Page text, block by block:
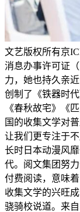
文艺版权所有京
消息办事许可证
力，她也持久亲
创制了《铁器时
《春秋故宅》《
国的收集文学对
让我们更专注于
长时日本动漫风
代。阅文集团努
付费阅读，意味
收集文学的兴旺
骁骑校说道。来